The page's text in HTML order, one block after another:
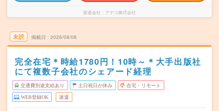
派遣会社 アデコ株式会社
未読 掲載日 2026/08/08
完全在宅＊時給1780円！10時～＊大手出版社
にて複数子会社のシェアード経理
交通費別途支給あり 土日祝日が休み 在宅・リモート
WEB登録OK 派遣